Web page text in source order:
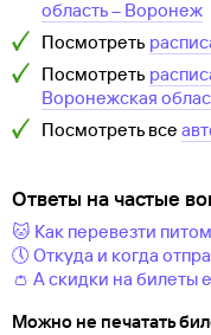
область– Воронеж
Посмотреть
Посмотреть
Воронежская
Посмотреть все
Ответы на частые
🐱 Как перевезти
🕔 Откуда и когда
👛 А скидки на билеты
Можно не печатать